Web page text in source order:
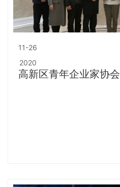
11-26
2020
高新区青年企业家协